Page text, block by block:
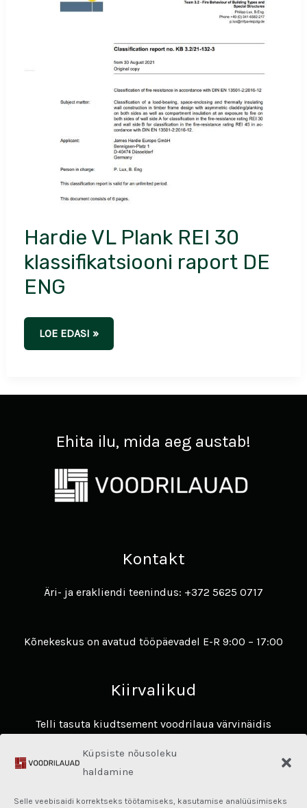
Küpsiste nõusoleku
haldamine
Selle veebisaidi korrektseks töötamiseks, kasutamise analüüsimiseks
Hardie VL Plank REI 30
klassifikatsiooni raport DE
ENG
KLASSIFIKATSIOONI
LOE EDASI »
Ehita ilu, mida aeg austab!
Kontakt
Äri- ja erakliendi teenindus: +372 5625 0717
Kõnekeskus on avatud tööpäevadel E-R 9:00 – 17:00
Kiirvalikud
Telli tasuta kiudtsement voodrilaua värvinäidis
Hardie® Architectural Panel
Fassaadikalkulaator